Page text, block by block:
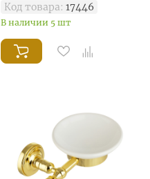
Код товара: 17446
В наличии 5 шт